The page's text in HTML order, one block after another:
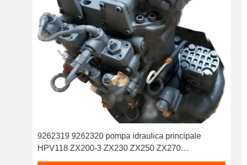
9262319 9262320 pompa idraulica principale
HPV118 ZX200-3 ZX230 ZX250 ZX270
HPV118HW-23B HPV118HW